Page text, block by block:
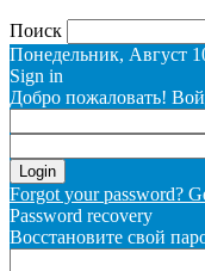
Поиск
Понедельник, Август
Sign in
Добро пожаловать!
Forgot your password?
Password recovery
Восстановите свой